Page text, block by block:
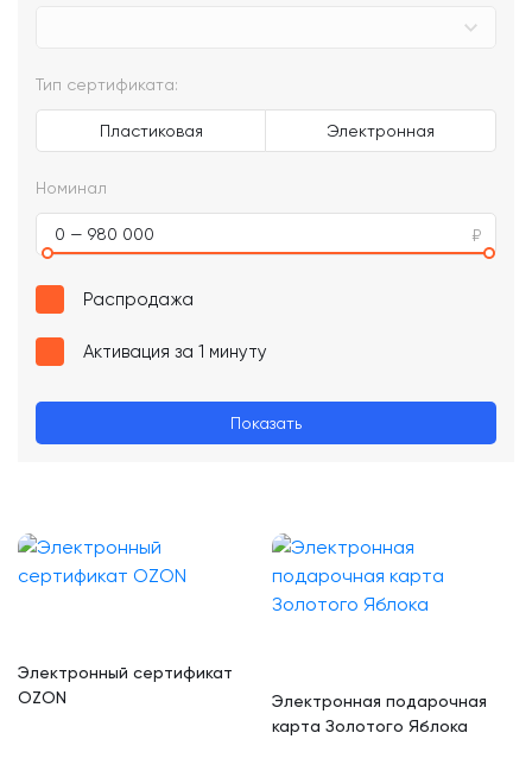
Тип сертификата:
Пластиковая Электронная
Номинал
0 — 980 000
Распродажа
Активация за 1 минуту
Показать
Электронный сертификат
OZON
Электронная подарочная
карта Золотого Яблока